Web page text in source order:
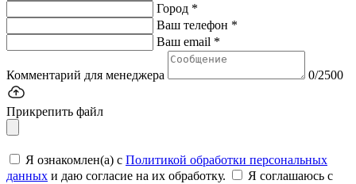
Город *
Ваш телефон *
Ваш email *
Комментарий для менеджера 0/2500
Прикрепить файл
Я ознакомлен(а) с Политикой обработки персональных
данных и даю согласие на их обработку.
Я соглашаюсь c